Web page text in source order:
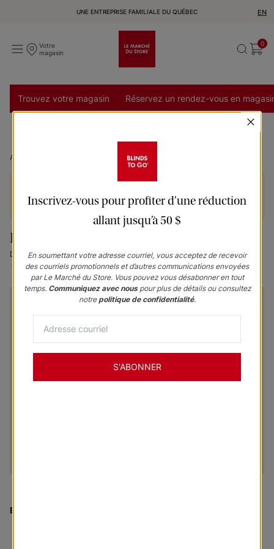
EN
UNE ENTREPRISE FAMILIALE DU QUÉBEC
Votre
magasin
0
Trouvez votre magasin Réservez un rendez-vous en
Accueil Panneaux coulissants Dublin Roller Fabric - Sand
de livraison et peuvent varier selon la région.
Panneaux coulissants
Dublin sand
En vendette
Inscrivez-vous pour profiter d’une réduction
allant jusqu’à 50 $
En soumettant votre adresse courriel, vous acceptez de recevoir
des courriels promotionnels et d’autres communications envoyées
par Le Marché du Store. Vous pouvez vous désabonner en tout
temps. Communiquez avec nouspour plus de détails ou consultez
notre politique de confidentialité.
S'ABONNER